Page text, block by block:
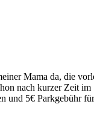
Mama da, die
nach kurzer Zeit
und 5€ Parkgebühr